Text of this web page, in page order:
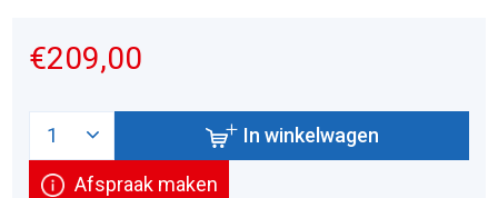
€209,00
In winkelwagen
Afspraak maken